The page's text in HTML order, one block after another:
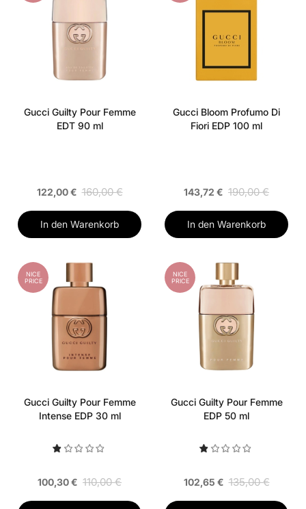
Gucci Guilty Pour Femme
EDT 90 ml
122,00 € 160,00 €
In den Warenkorb
Gucci Bloom Profumo Di
Fiori EDP 100 ml
143,72 € 190,00 €
In den Warenkorb
NICE
PRICE
Gucci Guilty Pour Femme
Intense EDP 30 ml
100,30 € 110,00 €
NICE
PRICE
Gucci Guilty Pour Femme
EDP 50 ml
102,65 € 135,00 €